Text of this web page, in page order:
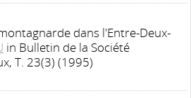
dans l'Entre-Deux-
in Bulletin de la Société
T. 23(3) (1995)